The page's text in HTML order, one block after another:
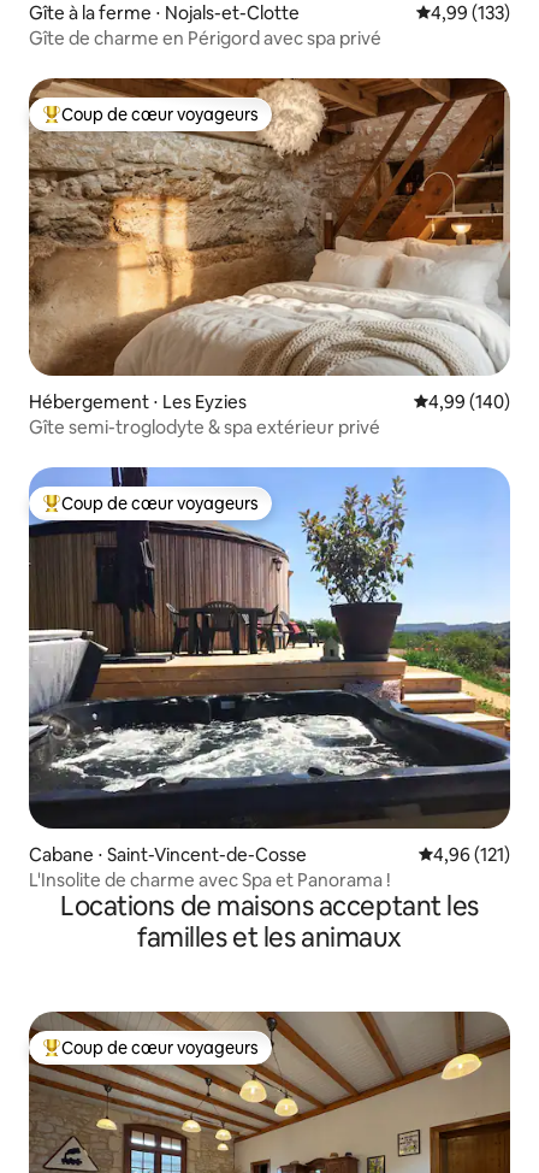
Gîte à la ferme ⋅ Nojals-et-Clotte Évaluation
4,99 (133)
Gîte de charme en Périgord avec spa privé
Coups de cœur voyageurs les plus appréciés
Coup de cœur voyageurs
Hébergement ⋅ Les Eyzies Évaluation
4,99 (140)
Gîte semi-troglodyte & spa extérieur privé
Coups de cœur voyageurs les plus appréciés
Coup de cœur voyageurs
Cabane ⋅ Saint-Vincent-de-Cosse Évaluation
4,96 (121)
L'Insolite de charme avec Spa et Panorama !
Locations de maisons acceptant les
familles et les animaux
Coups de cœur voyageurs les plus appréciés
Coup de cœur voyageurs